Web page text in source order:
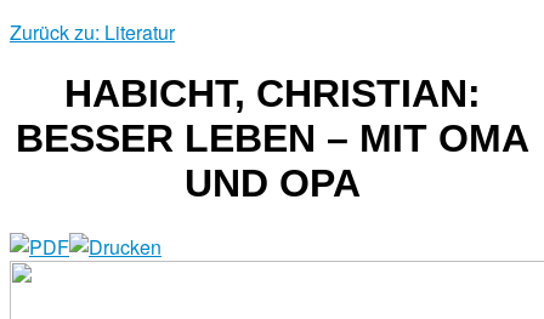
Zurück zu: Literatur
HABICHT, CHRISTIAN:
BESSER LEBEN – MIT OMA
UND OPA